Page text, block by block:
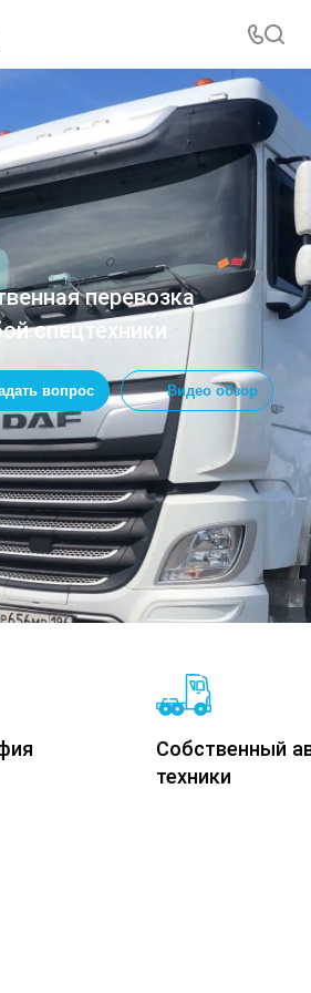
перевозка
спецтехники
вопрос Видео обзор
Собственный
техники